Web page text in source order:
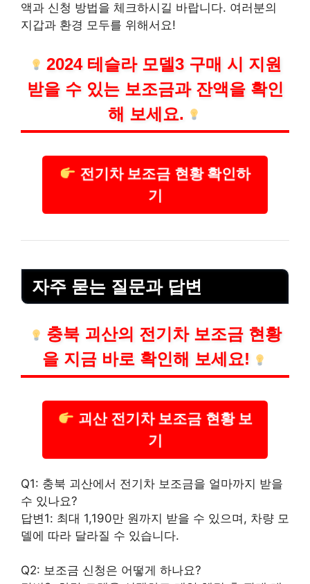
액과 신청 방법을 체크하시길 바랍니다. 여러분의
지갑과 환경 모두를 위해서요!
2024 테슬라 모델3 구매 시 지원
받을 수 있는 보조금과 잔액을 확인
해 보세요.
전기차 보조금 현황 확인하
기
자주 묻는 질문과 답변
충북 괴산의 전기차 보조금 현황
을 지금 바로 확인해 보세요!
괴산 전기차 보조금 현황 보
기
Q1: 충북 괴산에서 전기차 보조금을 얼마까지 받을
수 있나요?
답변1: 최대 1,190만 원까지 받을 수 있으며, 차량 모
델에 따라 달라질 수 있습니다.
Q2: 보조금 신청은 어떻게 하나요?